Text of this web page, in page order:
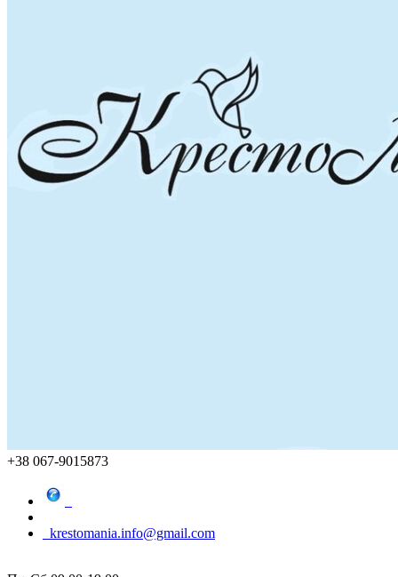
+38 067-9015873
krestomania.info@gmail.com